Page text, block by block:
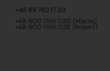
+48 89 762 17 39
+48 600 065 020 (Maciej)
+48 600 065 028 (Robert)